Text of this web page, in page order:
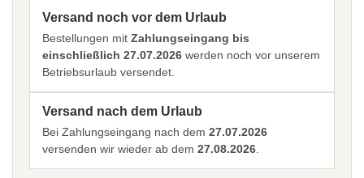
Versand noch vor dem Urlaub
Bestellungen mit Zahlungseingang bis
einschließlich 27.07.2026 werden noch vor unserem
Betriebsurlaub versendet.
Versand nach dem Urlaub
Bei Zahlungseingang nach dem 27.07.2026
versenden wir wieder ab dem 27.08.2026